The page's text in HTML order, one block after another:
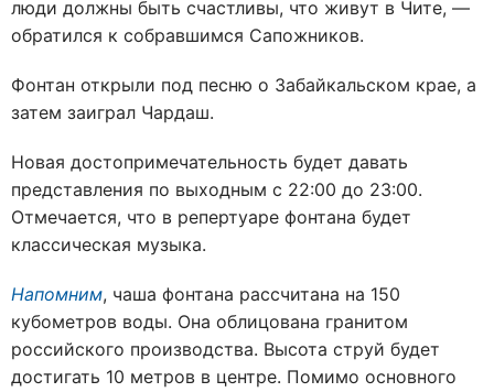
люди должны быть счастливы, что живут в Чите, —
обратился к собравшимся Сапожников.
Фонтан открыли под песню о Забайкальском крае, а
затем заиграл Чардаш.
Новая достопримечательность будет давать
представления по выходным с 22:00 до 23:00.
Отмечается, что в репертуаре фонтана будет
классическая музыка.
Напомним, чаша фонтана рассчитана на 150
кубометров воды. Она облицована гранитом
российского производства. Высота струй будет
достигать 10 метров в центре. Помимо основного